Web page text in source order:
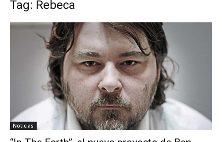
Tag: Rebeca
Noticias